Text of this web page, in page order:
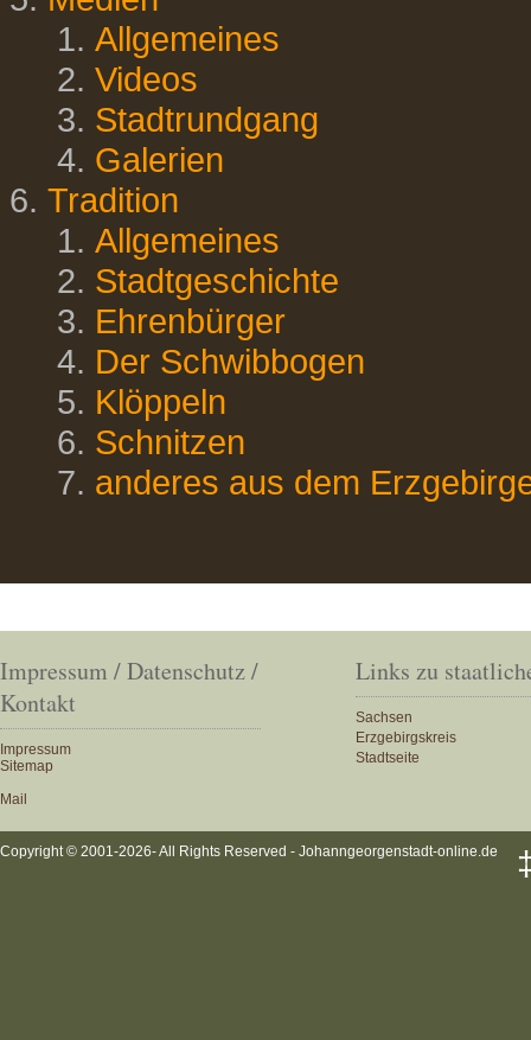
Allgemeines
Videos
Stadtrundgang
Galerien
Tradition
Allgemeines
Stadtgeschichte
Ehrenbürger
Der Schwibbogen
Klöppeln
Schnitzen
anderes aus dem
Impressum / Datenschutz /
Kontakt
Impressum
Sitemap
Mail
Links zu
Sachsen
Erzgebirgskreis
Stadtseite
Copyright © 2001-2026- All Rights Reserved - Johanngeorgenstadt-online.de